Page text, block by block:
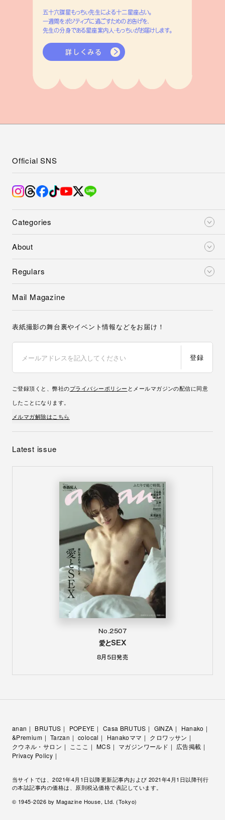
五十六謀星もっちぃ先生による十二星座占い。
一週間をポジティブに過ごすためのお告げを、
先生の分身である星座案内人・もっちぃがお届けします。
詳しくみる
Categories
About
Regulars
Official SNS
Mail Magazine
表紙撮影の舞台裏やイベント情報などをお届け！
登録
ご登録頂くと、弊社のプライバシーポリシー とメールマガジンの配信に同意
したことになります。
メルマガ解除はこちら
Latest issue
No.2507
愛とSEX
8月5日発売
anan BRUTUS POPEYE Casa BRUTUS GINZA
Hanako
&Premium
Tarzan colocal Hanakoママ
クロワッサン
クウネル・サロン
こここ MCS マガジンワールド
広告掲載
Privacy Policy
当サイトでは、2021年4月1日以降更新記事内および 2021年4月1日以降刊行
の本誌記事内の価格は、原則税込価格で表記しています。
© 1945-2026 by Magazine House, Ltd. (Tokyo)